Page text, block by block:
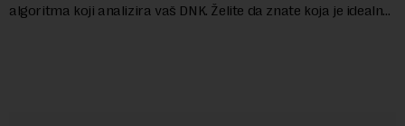
algoritma koji analizira vaš DNK. Želite da znate koja je idealna